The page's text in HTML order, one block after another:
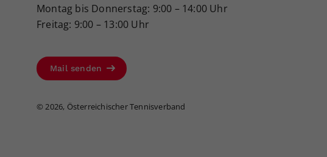
Montag bis Donnerstag: 9:00 – 14:00 Uhr
Freitag: 9:00 – 13:00 Uhr
Mail senden
© 2026, Österreichischer Tennisverband